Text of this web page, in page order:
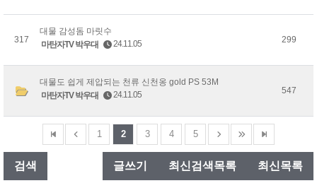
317
대물 감성돔 마릿수
마탄자TV 박우대
24.11.05 299
대물도 쉽게 제압되는 천류 신천옹 gold PS 53M
마탄자TV 박우대
24.11.05 547
1 2 3 4 5
검색 글쓰기 최신검색목록 최신목록